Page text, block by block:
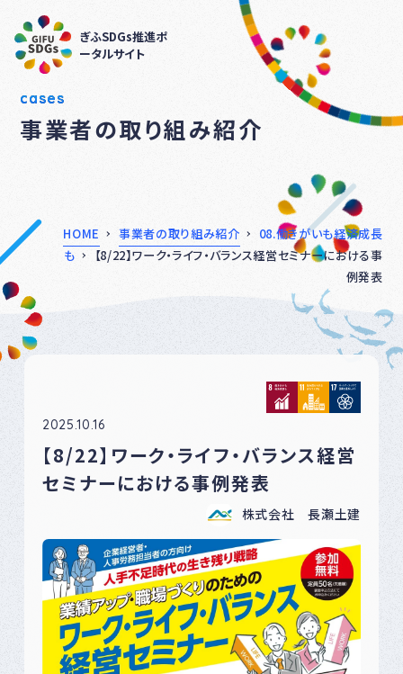
ぎふSDGs推進ポ
ータルサイト
cases
事業者の取り組み紹介
HOME 事業者の取り組み紹介
08.働きがいも経済成長
も
【8/22】ワーク・ライフ・バランス経営セミナーにおける事
例発表
2025.10.16
【8/22】ワーク・ライフ・バランス経営
セミナーにおける事例発表
株式会社 長瀬土建